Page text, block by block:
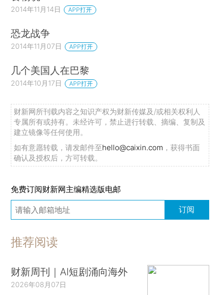
2014年11月14日 APP打开
恐龙战争
2014年11月07日 APP打开
几个美国人在巴黎
2014年10月17日 APP打开
财新网所刊载内容之知识产权为财新传媒及/或相关权利人
专属所有或持有。未经许可，禁止进行转载、摘编、复制及
建立镜像等任何使用。
如有意愿转载，请发邮件至hello@caixin.com ，获得书面
确认及授权后，方可转载。
免费订阅财新网主编精选版电邮
订阅
推荐阅读
财新周刊｜AI短剧涌向海外
2026年08月07日